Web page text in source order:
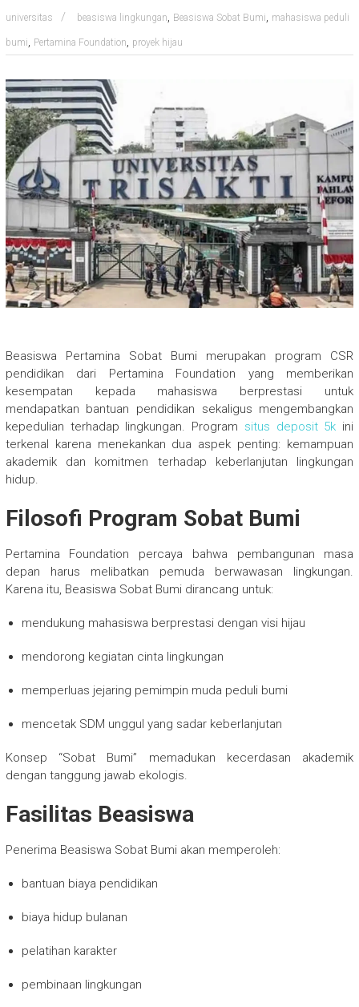
universitas beasiswa lingkungan, Beasiswa Sobat Bumi, mahasiswa peduli
bumi, Pertamina Foundation, proyek hijau
Beasiswa Pertamina Sobat Bumi merupakan program CSR
pendidikan dari Pertamina Foundation yang memberikan
kesempatan kepada mahasiswa berprestasi untuk
mendapatkan bantuan pendidikan sekaligus mengembangkan
kepedulian terhadap lingkungan. Program situs deposit 5k ini
terkenal karena menekankan dua aspek penting: kemampuan
akademik dan komitmen terhadap keberlanjutan lingkungan
hidup.
Filosofi Program Sobat Bumi
Pertamina Foundation percaya bahwa pembangunan masa
depan harus melibatkan pemuda berwawasan lingkungan.
Karena itu, Beasiswa Sobat Bumi dirancang untuk:
mendukung mahasiswa berprestasi dengan visi hijau
mendorong kegiatan cinta lingkungan
memperluas jejaring pemimpin muda peduli bumi
mencetak SDM unggul yang sadar keberlanjutan
Konsep “Sobat Bumi” memadukan kecerdasan akademik
dengan tanggung jawab ekologis.
Fasilitas Beasiswa
Penerima Beasiswa Sobat Bumi akan memperoleh:
bantuan biaya pendidikan
biaya hidup bulanan
pelatihan karakter
pembinaan lingkungan